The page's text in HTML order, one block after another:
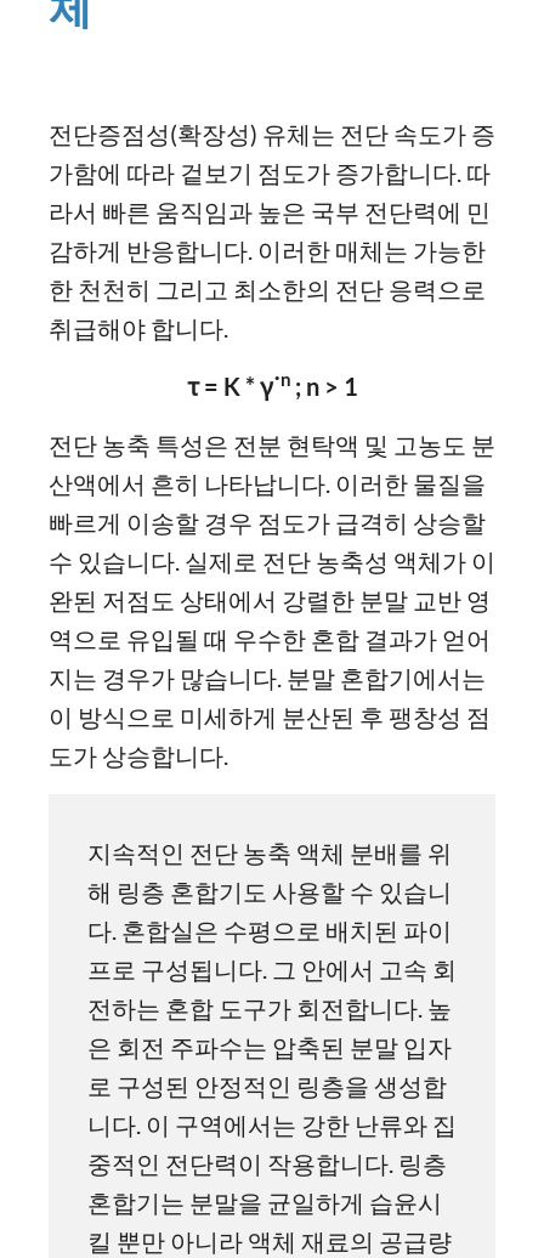
전단증점성(확장성) 유체는 전단 속도가 증
가함에 따라 겉보기 점도가 증가합니다. 따
라서 빠른 움직임과 높은 국부 전단력에 민
감하게 반응합니다. 이러한 매체는 가능한
한 천천히 그리고 최소한의 전단 응력으로
취급해야 합니다.
τ = K * γ˙n ; n > 1
전단 농축 특성은 전분 현탁액 및 고농도 분
산액에서 흔히 나타납니다. 이러한 물질을
빠르게 이송할 경우 점도가 급격히 상승할
수 있습니다. 실제로 전단 농축성 액체가 이
완된 저점도 상태에서 강렬한 분말 교반 영
역으로 유입될 때 우수한 혼합 결과가 얻어
지는 경우가 많습니다. 분말 혼합기에서는
이 방식으로 미세하게 분산된 후 팽창성 점
도가 상승합니다.
지속적인 전단 농축 액체 분배를 위
해 링층 혼합기도 사용할 수 있습니
다. 혼합실은 수평으로 배치된 파이
프로 구성됩니다. 그 안에서 고속 회
전하는 혼합 도구가 회전합니다. 높
은 회전 주파수는 압축된 분말 입자
로 구성된 안정적인 링층을 생성합
니다. 이 구역에서는 강한 난류와 집
중적인 전단력이 작용합니다. 링층
혼합기는 분말을 균일하게 습윤시
킬 뿐만 아니라 액체 재료의 공급량